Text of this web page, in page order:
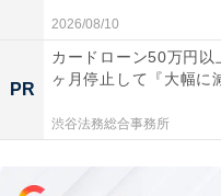
2026/08/10
PR
カードローン50万円
ヶ月停止して『大幅に
渋谷法務総合事務所